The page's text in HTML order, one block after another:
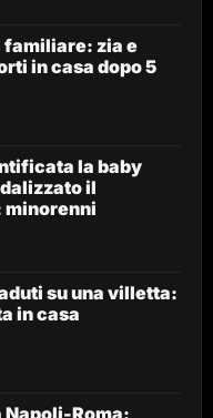
zia e
in casa dopo 5
la baby
il
su una villetta:
in casa
Roma: